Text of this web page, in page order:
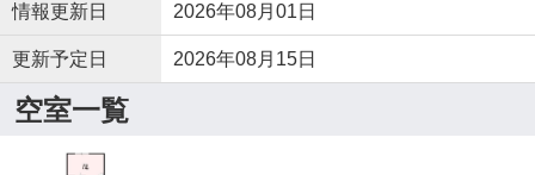
情報更新日 2026年08月01日
更新予定日 2026年08月15日
空室一覧